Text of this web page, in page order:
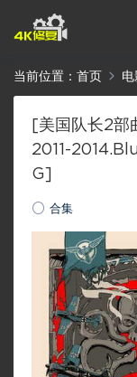
当前位置： 首页 电
[美国队长2
2011-
G]
合集